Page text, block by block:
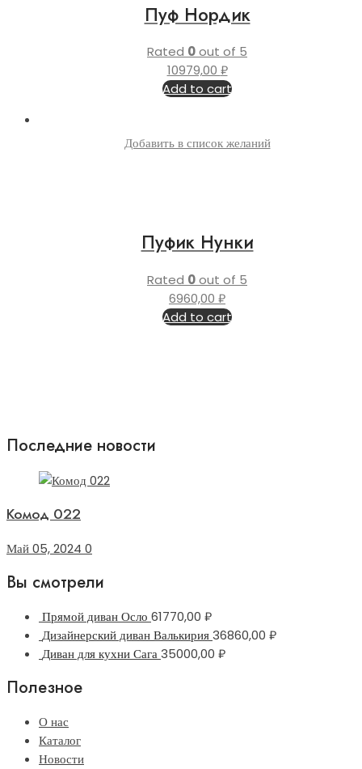
Пуф Нордик
Rated 0out of 5
10979,00 ₽
Add to cart
Добавить в список желаний
Пуфик Нунки
Rated 0out of 5
6960,00 ₽
Add to cart
Последние новости
Комод 022
Май 05, 2024 0
Вы смотрели
Прямой диван Осло 61770,00 ₽
Дизайнерский диван Валькирия36860,00 ₽
Диван для кухни Сага35000,00 ₽
Полезное
О нас
Каталог
Новости